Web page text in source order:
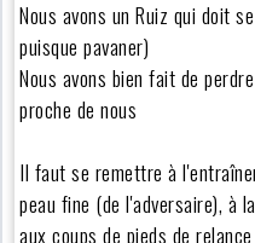
Nous avons un Ruiz qui doit
puisque pavaner)
Nous avons bien fait de
proche de nous
Il faut se remettre à
peau fine (de l'adversaire), à
aux coups de pieds de